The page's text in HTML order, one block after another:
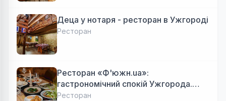
Деца у нотаря - ресторан в Ужгороді
Ресторан
Ресторан «Ф'южн.ua»:
гастрономічний спокій Ужгорода.
Авторська локальна кухня, затишок
Ресторан